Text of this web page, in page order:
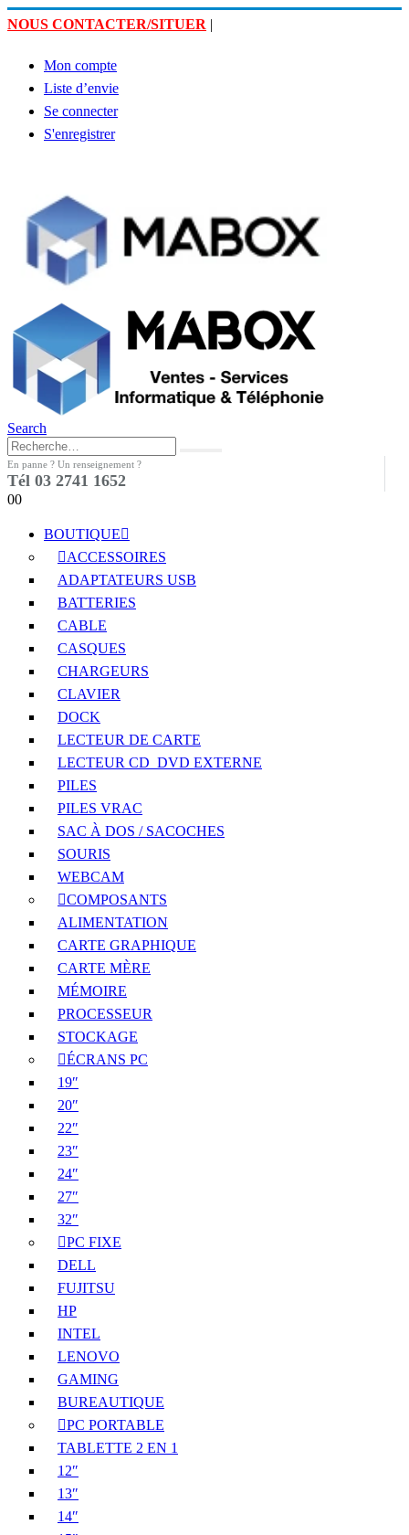
NOUS CONTACTER/SITUER |
Mon compte
Liste d’envie
Se connecter
S'enregistrer
Search
En panne ? Un renseignement ?
Tél 03 2741 1652
00
BOUTIQUE
ACCESSOIRES
ADAPTATEURS USB
BATTERIES
CABLE
CASQUES
CHARGEURS
CLAVIER
DOCK
LECTEUR DE CARTE
LECTEUR CD_DVD EXTERNE
PILES
PILES VRAC
SAC À DOS / SACOCHES
SOURIS
WEBCAM
COMPOSANTS
ALIMENTATION
CARTE GRAPHIQUE
CARTE MÈRE
MÉMOIRE
PROCESSEUR
STOCKAGE
ÉCRANS PC
19″
20″
22″
23″
24″
27″
32″
PC FIXE
DELL
FUJITSU
HP
INTEL
LENOVO
GAMING
BUREAUTIQUE
PC PORTABLE
TABLETTE 2 EN 1
12″
13″
14″